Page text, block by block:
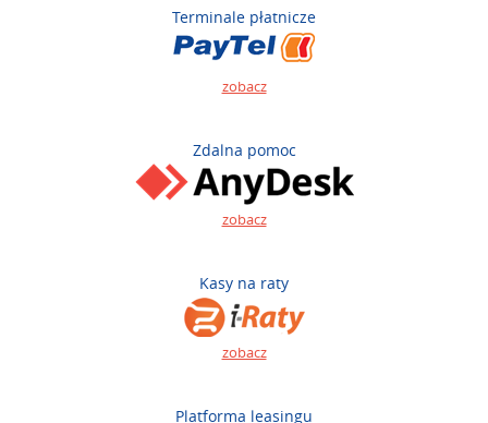
Terminale płatnicze
zobacz
Zdalna pomoc
zobacz
Kasy na raty
zobacz
Platforma leasingu